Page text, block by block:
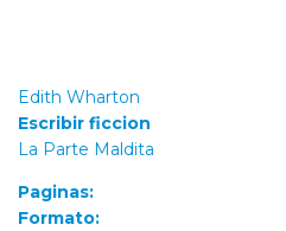
Edith Wharton
Escribir ficcion
La Parte Maldita
Paginas:
Formato: